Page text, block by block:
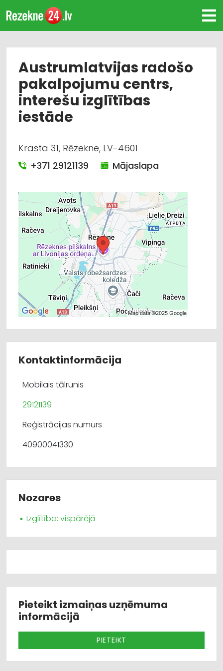
Austrumlatvijas radošo
pakalpojumu centrs,
interešu izglītības
iestāde
Krasta 31, Rēzekne, LV-4601
+371 29121139
Mājaslapa
Kontaktinformācija
Mobilais tālrunis
29121139
Reģistrācijas numurs
40900041330
Nozares
Izglītība: vispārējā
Pieteikt izmaiņas uzņēmuma
informācijā
PIETEIKT